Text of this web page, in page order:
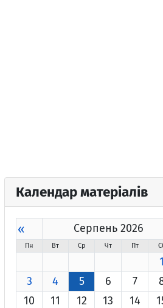
Календар матеріалів
« Серпень 2026
Пн Вт Ср Чт Пт
1
3
4 5 6 7
10
11 12 13 14